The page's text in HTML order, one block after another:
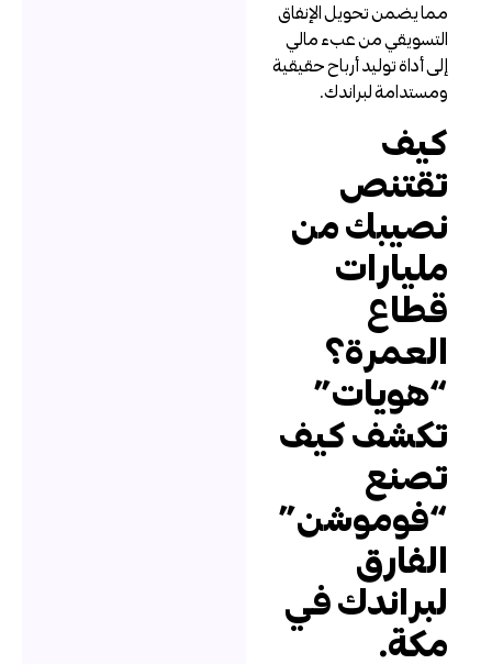
مما يضمن تحويل الإنفاق
التسويقي من عبء مالي
إلى أداة توليد أرباح حقيقية
ومستدامة لبراندك.
كيف
تقتنص
نصيبك من
مليارات
قطاع
العمرة؟
“هويات”
تكشف كيف
تصنع
“فوموشن”
الفارق
لبراندك في
مكة.